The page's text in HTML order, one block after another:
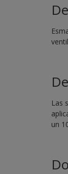
Las
un